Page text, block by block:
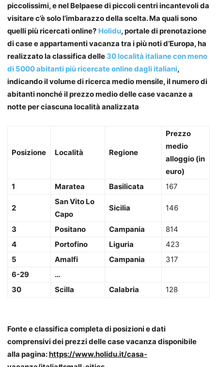
piccolissimi, e nel Belpaese di piccoli centri incantevoli da
visitare c’è solo l’imbarazzo della scelta. Ma quali sono
quelli più ricercati online? Holidu, portale di prenotazione
di case e appartamenti vacanza tra i più noti d’Europa, ha
realizzato la classifica delle 30 località italiane con meno
di 5000 abitanti più ricercate online dagli italiani,
indicando il volume di ricerca medio mensile, il numero di
abitanti nonché il prezzo medio delle case vacanze a
notte per ciascuna località analizzata
Posizione Località Regione
Prezzo
medio
alloggio (in
euro)
1
Maratea Basilicata 167
2
San Vito Lo
Capo
Sicilia 146
3 Positano Campania
814
4
Portofino Liguria
423
5
Amalfi Campania
317
6-29
…
30
Scilla Calabria 128
Fonte e classifica completa di posizioni e dati
comprensivi dei prezzi delle case vacanza disponibile
alla pagina:https://www.holidu.it/casa-